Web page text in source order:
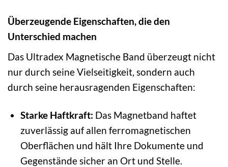
Überzeugende Eigenschaften, die den
Unterschied machen
Das Ultradex Magnetische Band überzeugt nicht
nur durch seine Vielseitigkeit, sondern auch
durch seine herausragenden Eigenschaften:
Starke Haftkraft: Das Magnetband haftet
zuverlässig auf allen ferromagnetischen
Oberflächen und hält Ihre Dokumente und
Gegenstände sicher an Ort und Stelle.